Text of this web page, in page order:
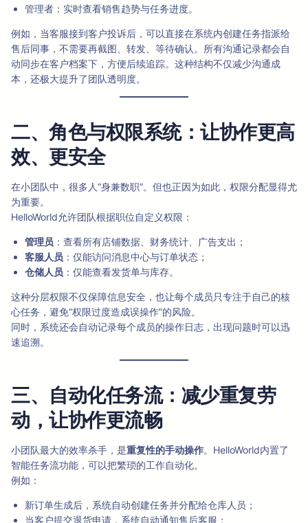
管理者：实时查看销售趋势与任务进度。
例如，当客服接到客户投诉后，可以直接在系统内创建任务指派给
售后同事，不需要再截图、转发、等待确认。所有沟通记录都会自
动同步在客户档案下，方便后续追踪。这种结构不仅减少沟通成
本，还极大提升了团队透明度。
二、角色与权限系统：让协作更高
效、更安全
在小团队中，很多人“身兼数职”。但也正因为如此，权限分配显得尤
为重要。
HelloWorld允许团队根据职位自定义权限：
管理员 ：查看所有店铺数据、财务统计、广告支出；
客服人员 ：仅能访问消息中心与订单状态；
仓储人员 ：仅能查看发货单与库存。
这种分层权限不仅保障信息安全，也让每个成员只专注于自己的核
心任务，避免“权限过度造成误操作”的风险。
同时，系统还会自动记录每个成员的操作日志，出现问题时可以迅
速追溯。
三、自动化任务流：减少重复劳
动，让协作更流畅
小团队最大的效率杀手，是重复性的手动操作。HelloWorld内置了
智能任务流功能，可以把繁琐的工作自动化。
例如：
新订单生成后，系统自动创建任务并分配给仓库人员；
当客户提交退货申请，系统自动通知售后客服；